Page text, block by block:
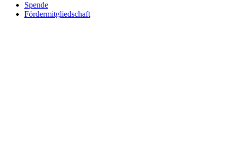
Spende
Fördermitgliedschaft